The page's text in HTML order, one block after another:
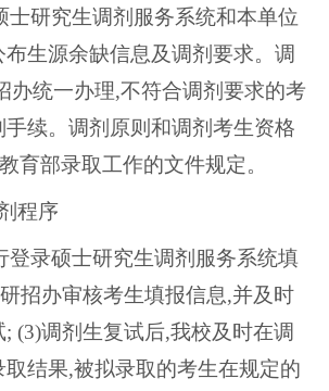
士研究生调剂服务系统和本单位
生源余缺信息及调剂要求。调
办统一办理,不符合调剂要求的考
续。调剂原则和调剂考生资格
育部录取工作的文件规定。
程序
录硕士研究生调剂服务系统填
招办审核考生填报信息,并及时
(3)调剂生复试后,我校及时在调
结果,被拟录取的考生在规定的